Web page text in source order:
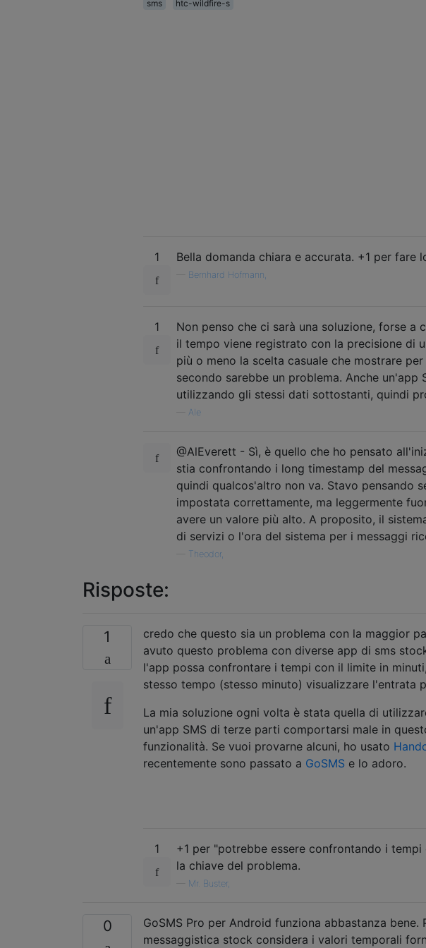
sms htc-wildfire-s
1 Bella domanda chiara e accurata. +1 per fare
Bernhard Hofmann,
1
Non penso che ci sarà una soluzione, forse
il tempo viene registrato con la precisione di
più o meno la scelta casuale che mostrare
secondo sarebbe un problema. Anche
utilizzando gli stessi dati sottostanti, quindi
Ale
@AlEverett - Sì, è quello che ho pensato
stia confrontando i long timestamp del
quindi qualcos'altro non va. Stavo pensando
impostata correttamente, ma leggermente
avere un valore più alto. A proposito, il
di servizi o l'ora del sistema per i messaggi
Theodor,
Risposte:
1
credo che questo sia un problema con la maggior
avuto questo problema con diverse app di sms
l'app possa confrontare i tempi con il limite in
stesso tempo (stesso minuto) visualizzare l'entrata
La mia soluzione ogni volta è stata quella di
un'app SMS di terze parti comportarsi male in
funzionalità. Se vuoi provarne alcuni, ho usato
recentemente sono passato a GoSMS e lo adoro.
1
+1 per "potrebbe essere confrontando i
la chiave del problema.
Mr. Buster,
0
GoSMS Pro per Android funziona abbastanza bene.
messaggistica stock considera i valori temporali